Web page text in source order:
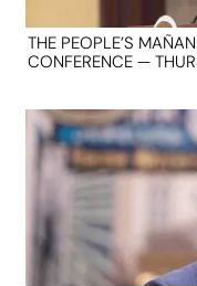
THE PEOPLE’S
CONFERENCE —